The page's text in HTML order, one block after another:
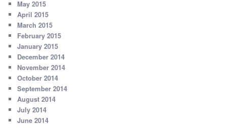
May 2015
April 2015
March 2015
February 2015
January 2015
December 2014
November 2014
October 2014
September 2014
August 2014
July 2014
June 2014